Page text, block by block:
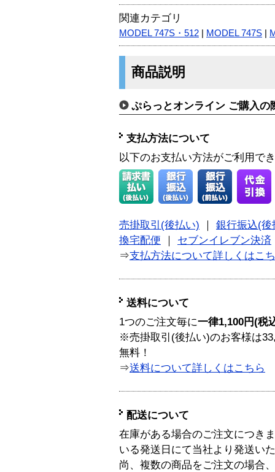
関連カテゴリ
MODEL 747S・512 MODEL 747S
商品説明
ぷらっとオンライン ご購入の
支払方法について
以下のお支払い方法がご利用で
売掛取引(後払い)
銀行振込(後
換宅配便
セブンイレブン決済
⇒支払方法について詳しくはこ
送料について
1つのご注文毎に一律1,100円(税
※売掛取引(後払い)のお客様は
無料！
⇒送料について詳しくはこちら
配送について
在庫がある場合のご注文につき
いる発送日にて当社より発送い
尚、複数の商品をご注文の場合